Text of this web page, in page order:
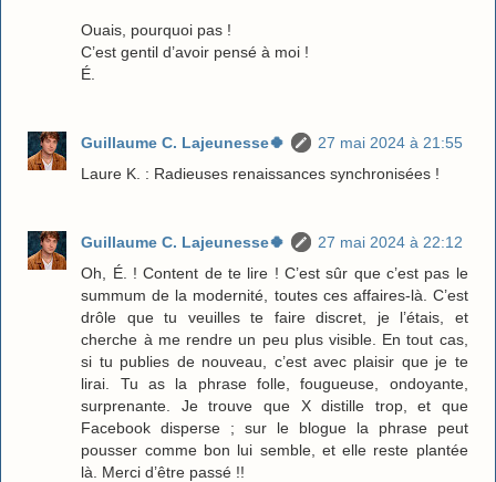
Ouais, pourquoi pas !
C’est gentil d’avoir pensé à moi !
É.
Guillaume C. Lajeunesse🍀
27 mai 2024 à 21:55
Laure K. : Radieuses renaissances synchronisées !
Guillaume C. Lajeunesse🍀
27 mai 2024 à 22:12
Oh, É. ! Content de te lire ! C’est sûr que c’est pas le
summum de la modernité, toutes ces affaires-là. C’est
drôle que tu veuilles te faire discret, je l’étais, et
cherche à me rendre un peu plus visible. En tout cas,
si tu publies de nouveau, c’est avec plaisir que je te
lirai. Tu as la phrase folle, fougueuse, ondoyante,
surprenante. Je trouve que X distille trop, et que
Facebook disperse ; sur le blogue la phrase peut
pousser comme bon lui semble, et elle reste plantée
là. Merci d’être passé !!